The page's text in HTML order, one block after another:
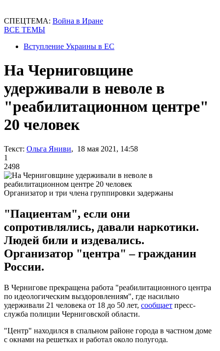
СПЕЦТЕМА: Война в Иране
ВСЕ ТЕМЫ
Вступление Украины в ЕС
На Черниговщине
удерживали в неволе в
"реабилитационном центре"
20 человек
Текст: Ольга Яниви, 18 мая 2021, 14:58
1
2498
Организатор и три члена группировки задержаны
"Пациентам", если они
сопротивлялись, давали наркотики.
Людей били и издевались.
Организатор "центра" – гражданин
России.
В Чернигове прекращена работа "реабилитационного центра
по идеологическим выздоровлениям", где насильно
удерживали 21 человека от 18 до 50 лет, сообщает пресс-
служба полиции Черниговской области.
"Центр" находился в спальном районе города в частном доме
с окнами на решетках и работал около полугода.